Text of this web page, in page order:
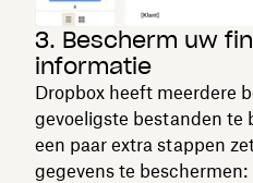
3. Bescherm uw
informatie
Dropbox heeft meerdere
gevoeligste bestanden te
een paar extra stappen
gegevens te beschermen: